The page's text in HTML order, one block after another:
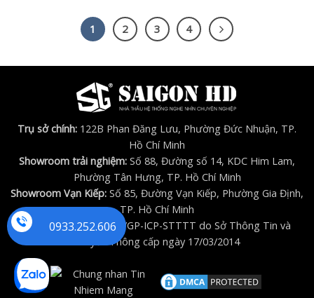
0933.252.606
1 2 3 4
Trụ sở chính: 122B Phan Đăng Lưu, Phường Đức Nhuận, TP.
Hồ Chí Minh
Showroom trải nghiệm: Số 88, Đường số 14, KDC Him Lam,
Phường Tân Hưng, TP. Hồ Chí Minh
Showroom Vạn Kiếp: Số 85, Đường Vạn Kiếp, Phường Gia Định,
TP. Hồ Chí Minh
Giấy phép (ICP) số 17/GP-ICP-STTTT do Sở Thông Tin và
Truyền Thông cấp ngày 17/03/2014